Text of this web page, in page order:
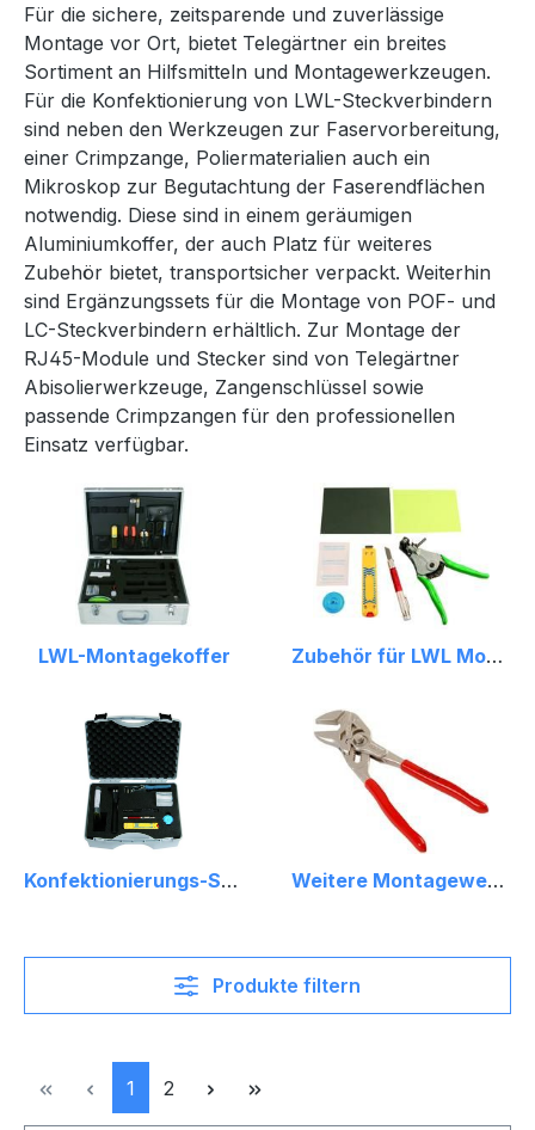
Für die sichere, zeitsparende und zuverlässige
Montage vor Ort, bietet Telegärtner ein breites
Sortiment an Hilfsmitteln und Montagewerkzeugen.
Für die Konfektionierung von LWL-Steckverbindern
sind neben den Werkzeugen zur Faservorbereitung,
einer Crimpzange, Poliermaterialien auch ein
Mikroskop zur Begutachtung der Faserendflächen
notwendig. Diese sind in einem geräumigen
Aluminiumkoffer, der auch Platz für weiteres
Zubehör bietet, transportsicher verpackt. Weiterhin
sind Ergänzungssets für die Montage von POF- und
LC-Steckverbindern erhältlich. Zur Montage der
RJ45-Module und Stecker sind von Telegärtner
Abisolierwerkzeuge, Zangenschlüssel sowie
passende Crimpzangen für den professionellen
Einsatz verfügbar.
LWL-Montagekoffer Zubehör für LWL Montagekoffer
Konfektionierungs-Set für POF Weitere Montagewerkzeuge
Produkte filtern
Seite
1 Seite
2